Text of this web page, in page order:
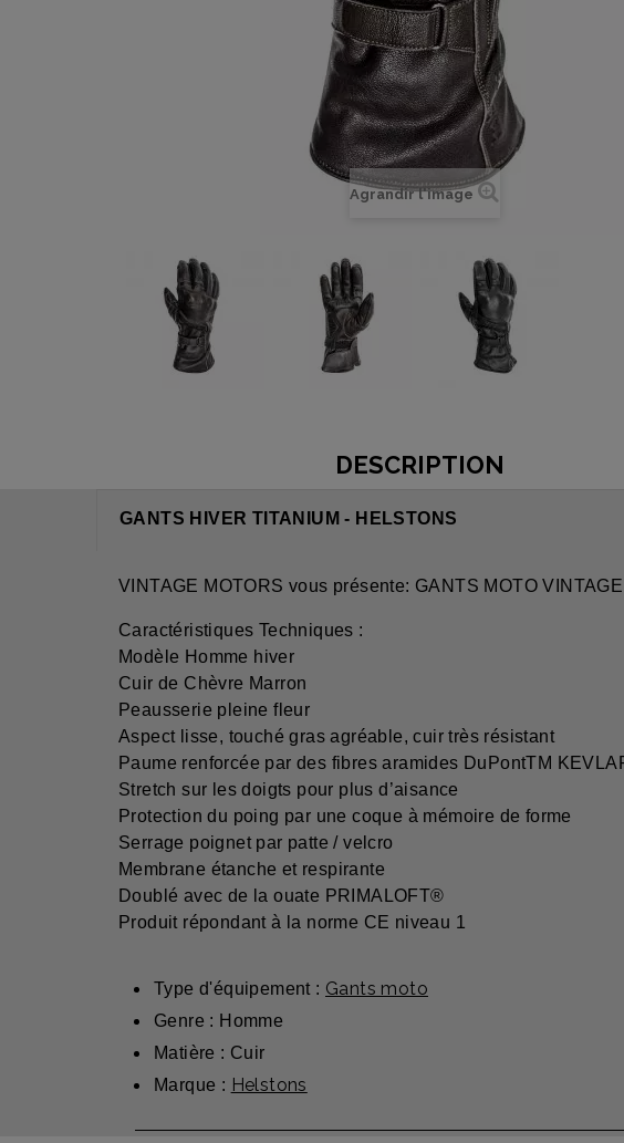
Agrandir l'image
DESCRIPTION
GANTS HIVER TITANIUM - HELSTONS
VINTAGE MOTORS vous présente: GANTS MOTO
Caractéristiques Techniques :
Modèle Homme hiver
Cuir de Chèvre Marron
Peausserie pleine fleur
Aspect lisse, touché gras agréable, cuir très résistant
Paume renforcée par des fibres aramides DuPontTM
Stretch sur les doigts pour plus d’aisance
Protection du poing par une coque à mémoire de forme
Serrage poignet par patte / velcro
Membrane étanche et respirante
Doublé avec de la ouate PRIMALOFT®
Produit répondant à la norme CE niveau 1
Type d'équipement : Gants moto
Genre : Homme
Matière : Cuir
Marque : Helstons